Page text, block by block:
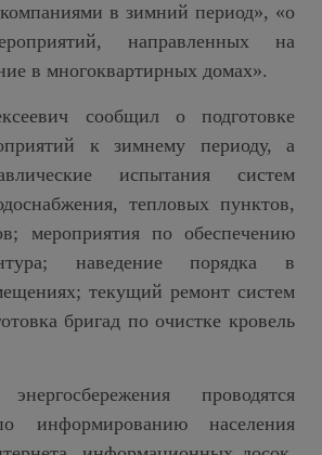
в зимний период», «о
направленных на
в многоквартирных домах».
сообщил о подготовке
к зимнему периоду, а
испытания систем
тепловых пунктов,
мероприятия по обеспечению
наведение порядка в
текущий ремонт систем
бригад по очистке кровель
проводятся
информированию населения